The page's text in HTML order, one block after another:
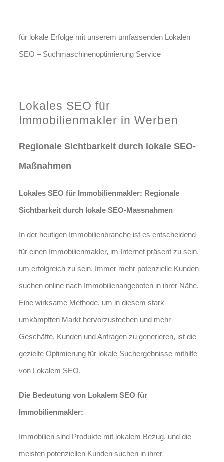
für lokale Erfolge mit unserem umfassenden Lokalen
SEO – Suchmaschinenoptimierung Service
Lokales SEO für
Immobilienmakler in Werben
Regionale Sichtbarkeit durch lokale SEO-
Maßnahmen
Lokales SEO für Immobilienmakler: Regionale
Sichtbarkeit durch lokale SEO-Massnahmen
In der heutigen Immobilienbranche ist es entscheidend
für einen Immobilienmakler, im Internet präsent zu sein,
um erfolgreich zu sein. Immer mehr potenzielle Kunden
suchen online nach Immobilienangeboten in ihrer Nähe.
Eine wirksame Methode, um in diesem stark
umkämpften Markt hervorzustechen und mehr
Geschäfte, Kunden und Anfragen zu generieren, ist die
gezielte Optimierung für lokale Suchergebnisse mithilfe
von Lokalem SEO.
Die Bedeutung von Lokalem SEO für
Immobilienmakler:
Immobilien sind Produkte mit lokalem Bezug, und die
meisten potenziellen Kunden suchen in ihrer